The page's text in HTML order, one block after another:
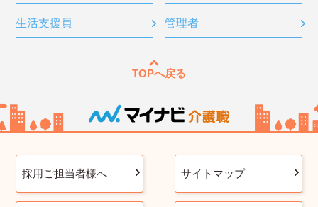
生活支援員 管理者
TOPへ戻る
採用ご担当者様へ サイトマップ